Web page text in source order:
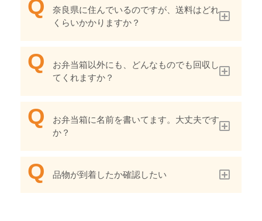
奈良県に住んでいるのですが、送料はどれ
くらいかかりますか？
お弁当箱以外にも、どんなものでも回収し
てくれますか？
お弁当箱に名前を書いてます。大丈夫です
か？
品物が到着したか確認したい